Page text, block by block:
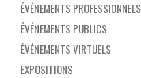
ÉVÉNEMENTS PROFESSIONNELS
ÉVÉNEMENTS PUBLICS
ÉVÉNEMENTS VIRTUELS
EXPOSITIONS